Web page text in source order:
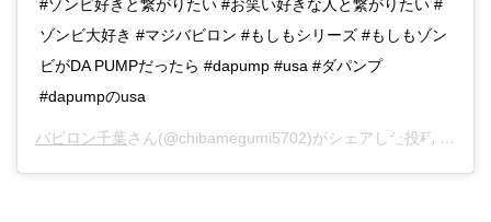
#ゾンビ好きと繋がりたい #お笑い好きな人と繋がりたい #
ゾンビ大好き #マジバビロン #もしもシリーズ #もしもゾン
ビがDA PUMPだったら #dapump #usa #ダパンプ
#dapumpのusa
バビロン千葉 さん(@chibamegumi5702)がシェアした投稿 –